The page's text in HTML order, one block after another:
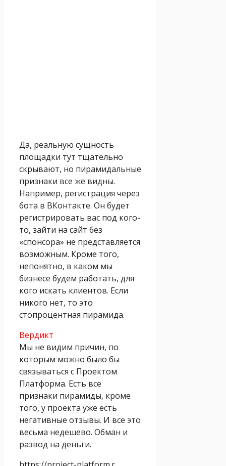
Да, реальную сущность
площадки тут тщательно
скрывают, но пирамидальные
признаки все же видны.
Например, регистрация через
бота в ВКонтакте. Он будет
регистрировать вас под кого-
то, зайти на сайт без
«спонсора» не представляется
возможным. Кроме того,
непонятно, в каком мы
бизнесе будем работать, для
кого искать клиентов. Если
никого нет, то это
стопроцентная пирамида.
Вердикт
Мы не видим причин, по
которым можно было бы
связываться с Проектом
Платформа. Есть все
признаки пирамиды, кроме
того, у проекта уже есть
негативные отзывы. И все это
весьма недешево. Обман и
развод на деньги.